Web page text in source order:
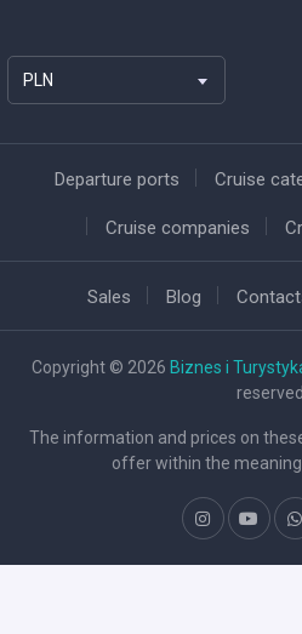
PLN
Departure ports Cruise
Cruise companies
Sales Blog
Copyright © 2026 Biznes i
reserved.
The information and prices on
offer within the meaning